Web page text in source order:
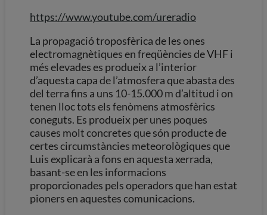
https://www.youtube.com/ureradio
La propagació troposfèrica de les ones
electromagnètiques en freqüències de VHF i
més elevades es produeix a l’interior
d’aquesta capa de l’atmosfera que abasta des
del terra fins a uns 10-15.000 m d’altitud i on
tenen lloc tots els fenòmens atmosfèrics
coneguts. Es produeix per unes poques
causes molt concretes que són producte de
certes circumstàncies meteorològiques que
Luis explicarà a fons en aquesta xerrada,
basant-se en les informacions
proporcionades pels operadors que han estat
pioners en aquestes comunicacions.